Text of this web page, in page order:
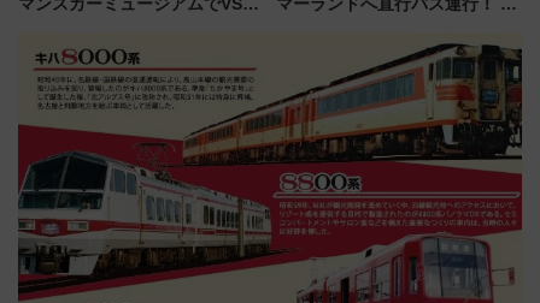
15日スタート
推し活を楽しもう！（2026年
8/1～31）